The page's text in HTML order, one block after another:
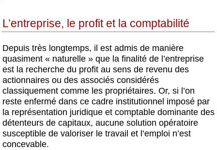
L’entreprise, le profit et la comptabilité
Depuis très longtemps, il est admis de manière
quasiment « naturelle » que la finalité de l’entreprise
est la recherche du profit au sens de revenu des
actionnaires ou des associés considérés
classiquement comme les propriétaires. Or, si l’on
reste enfermé dans ce cadre institutionnel imposé par
la représentation juridique et comptable dominante des
détenteurs de capitaux, aucune solution opératoire
susceptible de valoriser le travail et l’emploi n’est
concevable.